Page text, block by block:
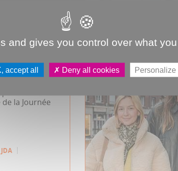
la Journée
JDA
and gives you control over what you
accept all Deny all cookies Personalize